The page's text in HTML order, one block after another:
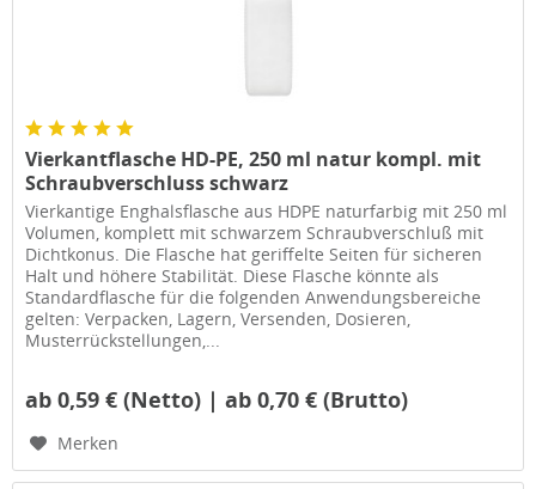
Vierkantflasche HD-PE, 250 ml natur kompl. mit
Schraubverschluss schwarz
Vierkantige Enghalsflasche aus HDPE naturfarbig mit 250 ml
Volumen, komplett mit schwarzem Schraubverschluß mit
Dichtkonus. Die Flasche hat geriffelte Seiten für sicheren
Halt und höhere Stabilität. Diese Flasche könnte als
Standardflasche für die folgenden Anwendungsbereiche
gelten: Verpacken, Lagern, Versenden, Dosieren,
Musterrückstellungen,...
ab 0,59 € (Netto) | ab 0,70 € (Brutto)
Merken